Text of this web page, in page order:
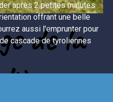
de la
après 2 petites minutes
offrant une belle
aussi l'emprunter pour
cascade de tyroliennes